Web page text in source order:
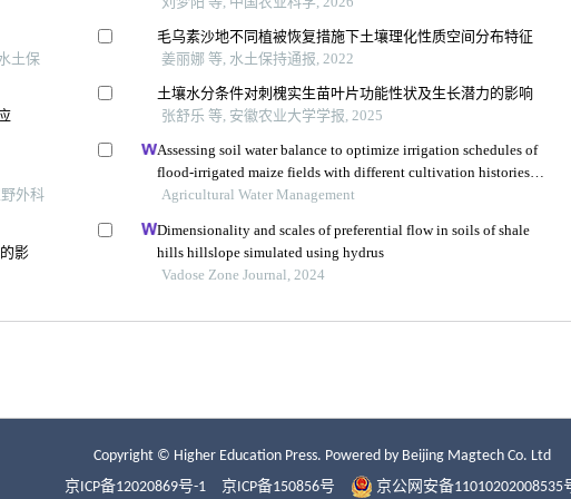
Copyright © Higher Education Press. Powered by Beijing Magtech Co. Ltd
京ICP备12020869号-1
京ICP备150856号 京公网安备11010202008535